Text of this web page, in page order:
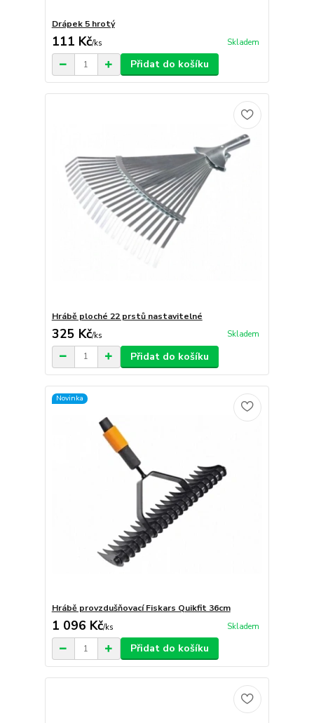
Drápek 5 hrotý
111 Kč/ks Skladem
Přidat do košíku
Hrábě ploché 22 prstů nastavitelné
325 Kč/ks Skladem
Přidat do košíku
Novinka
Hrábě provzdušňovací Fiskars Quikfit 36cm
1 096 Kč/ks Skladem
Přidat do košíku